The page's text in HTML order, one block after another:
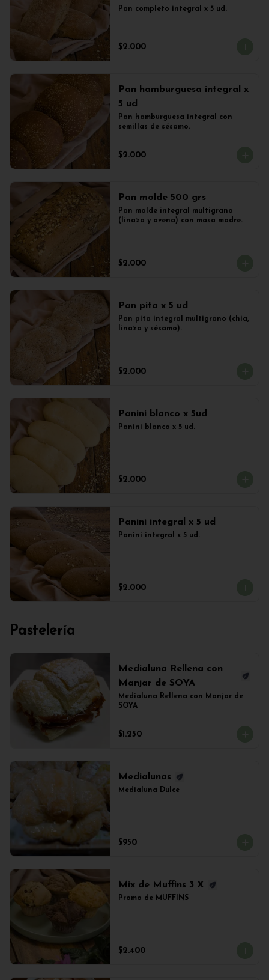
Pan completo integral x 5 ud.
$2.000
Pan hamburguesa integral x
5 ud
Pan hamburguesa integral con
semillas de sésamo.
$2.000
Pan molde 500 grs
Pan molde integral multigrano
(linaza y avena) con masa madre.
$2.000
Pan pita x 5 ud
Pan pita integral multigrano (chia,
linaza y sésamo).
$2.000
Panini blanco x 5ud
Panini blanco x 5 ud.
$2.000
Panini integral x 5 ud
Panini integral x 5 ud.
$2.000
Pastelería
Medialuna Rellena con
Manjar de SOYA
Medialuna Rellena con Manjar de
SOYA
$1.250
Medialunas
Medialuna Dulce
$950
Mix de Muffins 3 X
Promo de MUFFINS
$2.400